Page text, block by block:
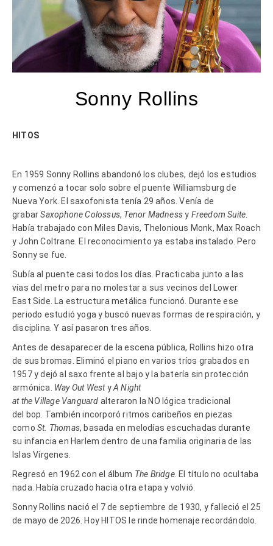
Sonny Rollins
HITOS
En 1959 Sonny Rollins abandonó los clubes, dejó los estudios
y comenzó a tocar solo sobre el puente Williamsburg de
Nueva York. El saxofonista tenía 29 años. Venía de
grabarSaxophone Colossus, Tenor Madnessy Freedom Suite
Había trabajado con Miles Davis, Thelonious Monk, Max Roach
y John Coltrane. El reconocimiento ya estaba instalado. Pero
Sonny se fue.
Subía al puente casi todos los días. Practicaba junto a las
vías del metro para no molestar a sus vecinos del Lower
East Side. La estructura metálica funcionó. Durante ese
periodo estudió yoga y buscó nuevas formas de respiración, y
disciplina. Y así pasaron tres años.
Antes de desaparecer de la escena pública, Rollins hizo otra
de sus bromas. Eliminó el piano en varios tríos grabados en
1957 y dejó al saxo frente al bajo y la batería sin protección
armónica. Way Out WestyA Night
at the Village Vanguard alteraron la NO lógica tradicional
del bop. También incorporó ritmos caribeños en piezas
como St. Thomas, basada en melodías escuchadas durante
su infancia en Harlem dentro de una familia originaria de las
Islas Vírgenes.
Regresó en 1962 con el álbum The Bridge. El título no ocultaba
nada. Había cruzado hacia otra etapa y volvió.
Sonny Rollins nació el 7 de septiembre de 1930, y falleció el 25
de mayo de 2026. Hoy HITOS le rinde homenaje recordándolo.